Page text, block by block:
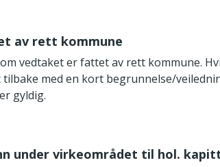
av rett kommune
vedtaket er fattet av rett kommune.
med en kort begrunnelse/
gyldig.
under virkeområdet til hol.